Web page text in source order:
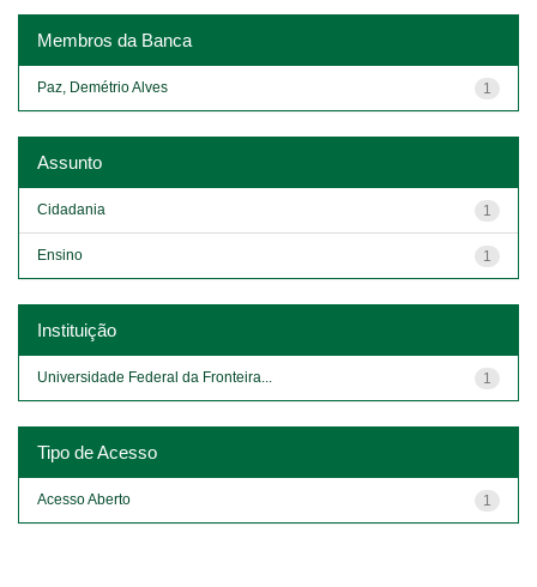
Membros da Banca
1
Paz, Demétrio Alves
Assunto
1
Cidadania
1
Ensino
Instituição
1
Universidade Federal da Fronteira...
Tipo de Acesso
1
Acesso Aberto